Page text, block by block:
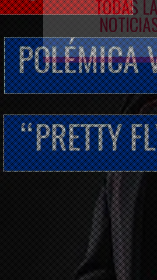
TODAS